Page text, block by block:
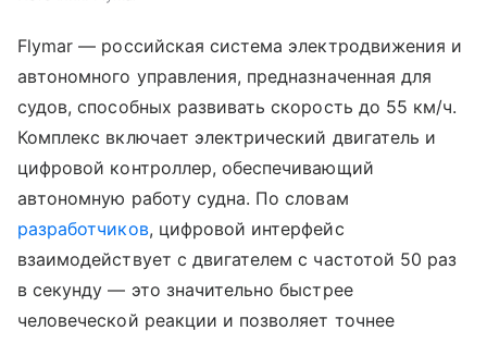
Flymar — российская система электродвижения и
автономного управления, предназначенная для
судов, способных развивать скорость до 55 км/ч.
Комплекс включает электрический двигатель и
цифровой контроллер, обеспечивающий
автономную работу судна. По словам
разработчиков, цифровой интерфейс
взаимодействует с двигателем с частотой 50 раз
в секунду — это значительно быстрее
человеческой реакции и позволяет точнее